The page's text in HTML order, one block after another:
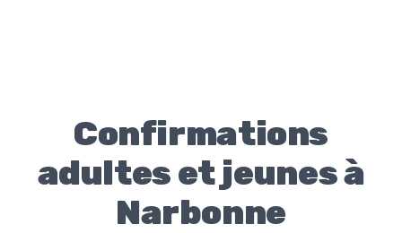
Confirmations
adultes et jeunes à
Narbonne